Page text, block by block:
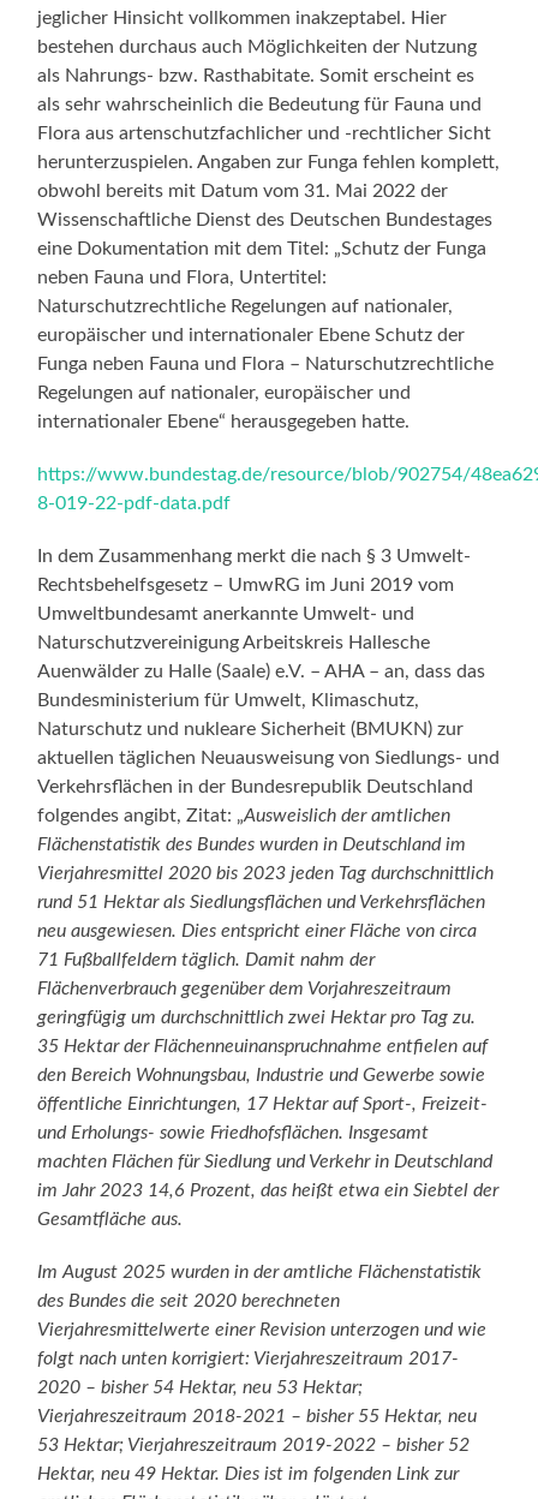
jeglicher Hinsicht vollkommen inakzeptabel. Hier
bestehen durchaus auch Möglichkeiten der Nutzung
als Nahrungs- bzw. Rasthabitate. Somit erscheint es
als sehr wahrscheinlich die Bedeutung für Fauna und
Flora aus artenschutzfachlicher und -rechtlicher Sicht
herunterzuspielen. Angaben zur Funga fehlen komplett,
obwohl bereits mit Datum vom 31. Mai 2022 der
Wissenschaftliche Dienst des Deutschen Bundestages
eine Dokumentation mit dem Titel: „Schutz der Funga
neben Fauna und Flora, Untertitel:
Naturschutzrechtliche Regelungen auf nationaler,
europäischer und internationaler Ebene Schutz der
Funga neben Fauna und Flora – Naturschutzrechtliche
Regelungen auf nationaler, europäischer und
internationaler Ebene“ herausgegeben hatte.
https://www.bundestag.de/resource/blob/902754/
8-019-22-pdf-data.pdf
In dem Zusammenhang merkt die nach § 3 Umwelt-
Rechtsbehelfsgesetz – UmwRG im Juni 2019 vom
Umweltbundesamt anerkannte Umwelt- und
Naturschutzvereinigung Arbeitskreis Hallesche
Auenwälder zu Halle (Saale) e.V. – AHA – an, dass das
Bundesministerium für Umwelt, Klimaschutz,
Naturschutz und nukleare Sicherheit (BMUKN) zur
aktuellen täglichen Neuausweisung von Siedlungs- und
Verkehrsflächen in der Bundesrepublik Deutschland
folgendes angibt, Zitat: „Ausweislich der amtlichen
Flächenstatistik des Bundes wurden in Deutschland im
Vierjahresmittel 2020 bis 2023 jeden Tag durchschnittlich
rund 51 Hektar als Siedlungsflächen und Verkehrsflächen
neu ausgewiesen. Dies entspricht einer Fläche von circa
71 Fußballfeldern täglich. Damit nahm der
Flächenverbrauch gegenüber dem Vorjahreszeitraum
geringfügig um durchschnittlich zwei Hektar pro Tag zu.
35 Hektar der Flächenneuinanspruchnahme entfielen auf
den Bereich Wohnungsbau, Industrie und Gewerbe sowie
öffentliche Einrichtungen, 17 Hektar auf Sport-, Freizeit-
und Erholungs- sowie Friedhofsflächen. Insgesamt
machten Flächen für Siedlung und Verkehr in Deutschland
im Jahr 2023 14,6 Prozent, das heißt etwa ein Siebtel der
Gesamtfläche aus.
Im August 2025 wurden in der amtliche Flächenstatistik
des Bundes die seit 2020 berechneten
Vierjahresmittelwerte einer Revision unterzogen und wie
folgt nach unten korrigiert: Vierjahreszeitraum 2017-
2020 – bisher 54 Hektar, neu 53 Hektar;
Vierjahreszeitraum 2018-2021 – bisher 55 Hektar, neu
53 Hektar; Vierjahreszeitraum 2019-2022 – bisher 52
Hektar, neu 49 Hektar. Dies ist im folgenden Link zur